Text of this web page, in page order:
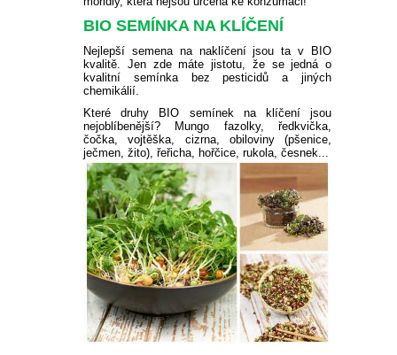
DVOUZUBEC
ŠTÍROVNÍK
SCAEVOLA
OSTRUHATKA
HELICHRYSUM
OSTEOSPERMUM
ISOTOMA
LOBELKY
LOTUS
VĚJÍŘOVKA
TAŘICE
NETÝKAVKA
DICHONDRA
PLECTRANTHUS
SMIL
POPENEC
SKALNIČKY
LEVANDULE
ECHINACEA
MODRÉ HORTENZIE
OSTATNÍ NETRADIČNÍ
ZELENINOVÉ SAZENICE
OSTATNÍ
BIO SEMÍNKA NA KLÍČENÍ
Nejlepší semena na naklíčení jsou ta v BIO
kvalitě. Jen zde máte jistotu, že se jedná o
kvalitní semínka bez pesticidů a jiných
chemikálií.
Které druhy BIO semínek na klíčení jsou
nejoblíbenější? Mungo fazolky, ředkvička,
čočka, vojtěška, cizrna, obiloviny (pšenice,
ječmen, žito), řeřicha, hořčice, rukola, česnek...